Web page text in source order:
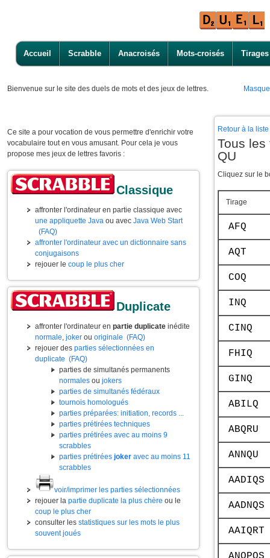
Accueil Scrabble Anacroisés Mots-croisés Tirages
Bienvenue sur le site des duels de mots et des jeux de lettres.
Ce site a pour vocation de vous permettre d'enrichir votre
vocabulaire tout en vous amusant. Pour cela je vous
propose mes jeux de lettres favoris :
Classique
affronter l'ordinateur en partie classique avec
une appliquette Java ou avec Java Web Start
(FAQ)
affronter l'ordinateur avec un dictionnaire sans
conjugaisons
rejouer le coup le plus cher
Duplicate
affronter l'ordinateur en partie duplicate inédite
normale, joker ou originale (FAQ)
rejouer des parties sélectionnées en
duplicate (FAQ)
parties de simultanés permanents
normales ou jokers
parties de simultanés fédéraux
tournois homologués
parties préparées: initiation, records ...
parties prétirées techniques
parties prétirées avec au moins 9
scrabbles
parties prétirées joker avec au moins 11
scrabbles
voir/imprimer les parties sélectionnées
rejouer la partie duplicate la plus chère ou le
coup le plus cher
consulter les statistiques sur les mots le plus
souvent joués
Retour à la
Tous les
QU
Cliquez sur le
Tirage
AFQ
AQT
COQ
INQ
CINQ
FHIQ
GINQ
ABILQ
ABQRU
ANNQU
AADIQS
AADNQS